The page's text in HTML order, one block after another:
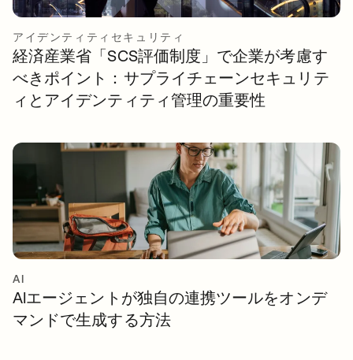
アイデンティティセキュリティ
経済産業省「SCS評価制度」で企業が考慮す
べきポイント：サプライチェーンセキュリテ
ィとアイデンティティ管理の重要性
AI
AIエージェントが独自の連携ツールをオンデ
マンドで生成する方法